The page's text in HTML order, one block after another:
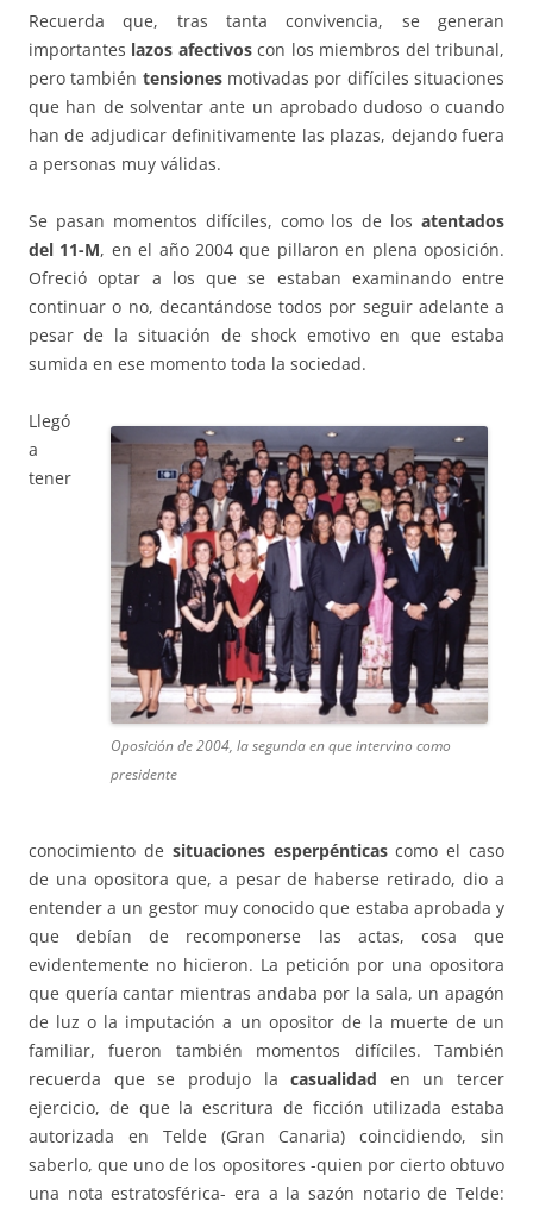
Recuerda que, tras tanta convivencia, se generan
importantes lazos afectivoscon los miembros del tribunal,
pero también tensionesmotivadas por difíciles situaciones
que han de solventar ante un aprobado dudoso o cuando
han de adjudicar definitivamente las plazas, dejando fuera
a personas muy válidas.
Se pasan momentos difíciles, como los de los atentados
del 11-M, en el año 2004 que pillaron en plena oposición.
Ofreció optar a los que se estaban examinando entre
continuar o no, decantándose todos por seguir adelante a
pesar de la situación de shock emotivo en que estaba
sumida en ese momento toda la sociedad.
Oposición de 2004, la segunda en que intervino como
presidente
Llegó
a
tener
conocimiento de situaciones esperpénticascomo el caso
de una opositora que, a pesar de haberse retirado, dio a
entender a un gestor muy conocido que estaba aprobada y
que debían de recomponerse las actas, cosa que
evidentemente no hicieron. La petición por una opositora
que quería cantar mientras andaba por la sala, un apagón
de luz o la imputación a un opositor de la muerte de un
familiar, fueron también momentos difíciles. También
recuerda que se produjo lacasualidad en un tercer
ejercicio, de que la escritura de ficción utilizada estaba
autorizada en Telde (Gran Canaria) coincidiendo, sin
saberlo, que uno de los opositores -quien por cierto obtuvo
una nota estratosférica- era a la sazón notario de Telde: